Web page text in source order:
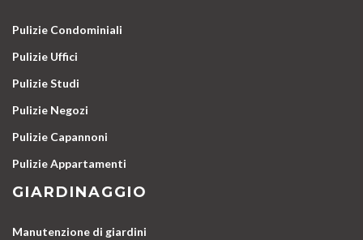
Pulizie Condominiali
Pulizie Uffici
Pulizie Studi
Pulizie Negozi
Pulizie Capannoni
Pulizie Appartamenti
GIARDINAGGIO
Manutenzione di giardini